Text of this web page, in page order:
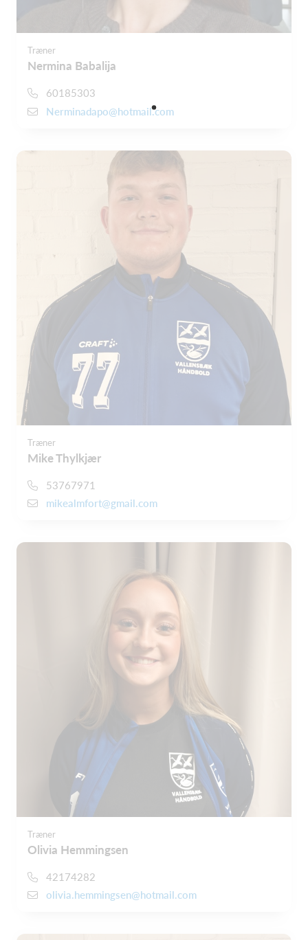
Træner
Nermina Babalija
60185303
Nerminadapo@hotmail.com
Træner
Mike Thylkjær
53767971
mikealmfort@gmail.com
Træner
Olivia Hemmingsen
42174282
olivia.hemmingsen@hotmail.com